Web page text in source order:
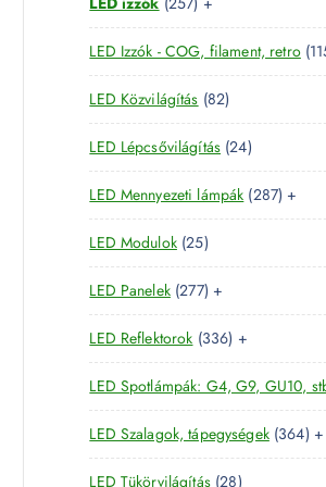
k
m
é
k
e
r
m
é
k
5
7
t
e
r
m
é
k
LED Izzók - COG, filament, retro
LED Közvilágítás 828
2
t
e
r
m
k
LED Lépcsővilágítás 242
4
t
e
m
k
LED Mennyezeti lámpák 2872
8
t
r
é
k
+
LED Modulok 252
5
t
e
r
m
é
k
LED Panelek 2772
7
7
t
e
r
m
é
+
LED Reflektorok 3363
3
6
t
e
r
+
LED Spotlámpák: G4, G9, GU10,
LED Szalagok, tápegységek 3643
6
+
LED Tükörvilágítás 282